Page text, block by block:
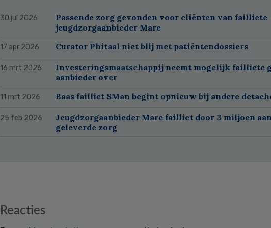
30 jul 2026
Passende zorg gevonden voor cliënten van failliete
jeugdzorgaanbieder Mare
17 apr 2026 Curator Phitaal niet blij met patiëntendossiers
16 mrt 2026
Investeringsmaatschappij neemt mogelijk failliete
aanbieder over
11 mrt 2026 Baas failliet SMan begint opnieuw bij andere
25 feb 2026
Jeugdzorgaanbieder Mare failliet door 3 miljoen
geleverde zorg
Reacties